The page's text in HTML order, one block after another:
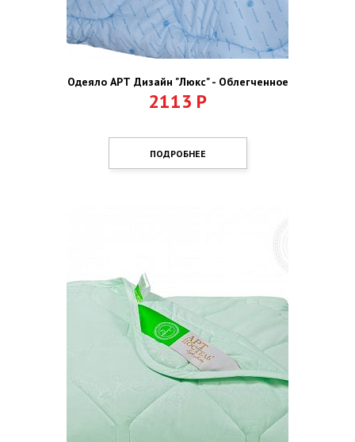
Одеяло АРТ Дизайн "Люкс" - Облегченное
2113 Р
ПОДРОБНЕЕ